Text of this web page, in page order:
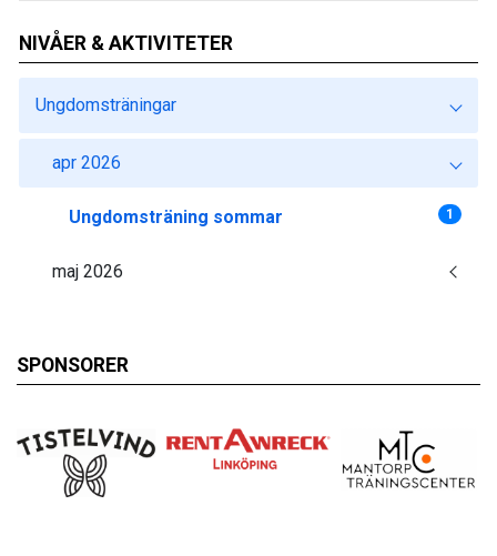
NIVÅER & AKTIVITETER
Ungdomsträningar
apr 2026
Ungdomsträning sommar 1
maj 2026
SPONSORER